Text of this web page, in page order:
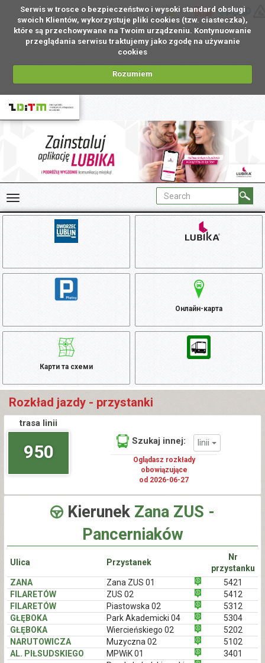
Serwis w trosce o bezpieczeństwo i wysoki standard obsługi
swoich Klientów, wykorzystuje pliki cookies (tzw. ciasteczka),
które są przechowywane na Twoim urządzeniu. Kontynuowanie
przeglądania serwisu traktujemy jako zgodę na używanie
cookies
Rozumiem
UA
Онлайн-карта
Карти та схеми
Rozkład jazdy - przystanki
trasa linii
950
Szukaj innej: linii
Oglądasz rozkłady
obowiązujące
od 2026-06-27
Kierunek Zana ZUS -
Pancerniaków
Ulica Przystanek
Nr
przystanku
ZANA
Zana ZUS 01
5421
FILARETÓW
ZUS 02
5412
FILARETÓW
Piastowska 02
5312
GŁĘBOKA
Park Akademicki 04
5304
GŁĘBOKA
Wiercieńskiego 02
5202
NARUTOWICZA
Muzyczna 02
5102
AL. PIŁSUDSKIEGO
MPWiK 01
3401